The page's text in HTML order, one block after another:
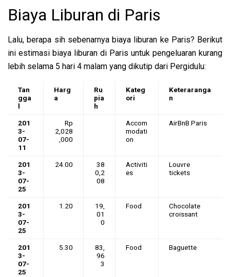
Biaya Liburan di Paris
Lalu, berapa sih sebenarnya biaya liburan ke Paris? Berikut
ini estimasi biaya liburan di Paris untuk pengeluaran kurang
lebih selama 5 hari 4 malam yang dikutip dari Pergidulu:
Tan
gga
l
Harg
a
Ru
pia
h
Kateg
ori
Keteraranga
n
201
3-
07-
11
Rp
2,028
,000
Accom
modati
on
AirBnB Paris
201
3-
07-
25
24.00
38
0,2
08
Activiti
es
Louvre
tickets
201
3-
07-
25
1.20
19,
01
0
Food
Chocolate
croissant
201
3-
07-
25
5.30
83,
96
3
Food Baguette